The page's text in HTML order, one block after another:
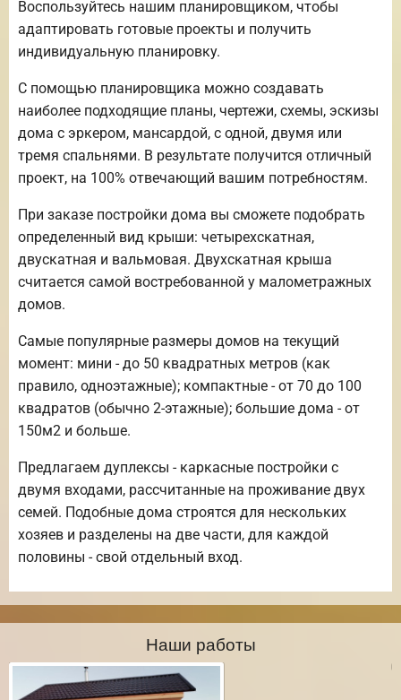
Воспользуйтесь нашим планировщиком, чтобы
адаптировать готовые проекты и получить
индивидуальную планировку.
С помощью планировщика можно создавать
наиболее подходящие планы, чертежи, схемы, эскизы
дома с эркером, мансардой, с одной, двумя или
тремя спальнями. В результате получится отличный
проект, на 100% отвечающий вашим потребностям.
При заказе постройки дома вы сможете подобрать
определенный вид крыши: четырехскатная,
двускатная и вальмовая. Двухскатная крыша
считается самой востребованной у малометражных
домов.
Самые популярные размеры домов на текущий
момент: мини - до 50 квадратных метров (как
правило, одноэтажные); компактные - от 70 до 100
квадратов (обычно 2-этажные); большие дома - от
150м2 и больше.
Предлагаем дуплексы - каркасные постройки с
двумя входами, рассчитанные на проживание двух
семей. Подобные дома строятся для нескольких
хозяев и разделены на две части, для каждой
половины - свой отдельный вход.
Наши работы